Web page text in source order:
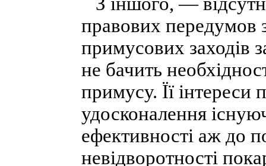
правових передумов
примусових заходів
не бачить
примусу. Її
удосконалення
ефективності аж до
невідворотності